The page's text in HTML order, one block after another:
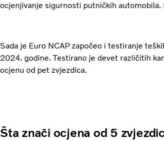
ocjenjivanje sigurnosti putničkih automobila.
Sada je Euro NCAP započeo i testiranje
2024. godine. Testirano je devet različitih
ocjenu od pet zvjezdica.
Šta znači ocjena od 5